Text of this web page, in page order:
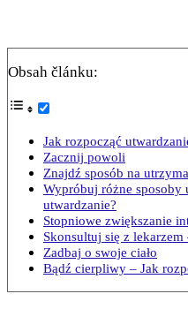
Obsah článku:
Jak rozpocząć
Zacznij powoli
Znajdź sposób na
Wypróbuj różne sposoby
utwardzanie?
Stopniowe zwiększanie
Skonsultuj się z
Zadbaj o swoje ciało
Bądź cierpliwy – Jak